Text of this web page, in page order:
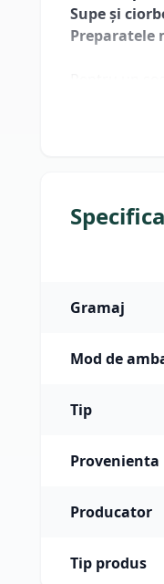
Supe și
Preparatele
Gramaj
Mod de
Tip
Provenienta
Producator
Tip produs